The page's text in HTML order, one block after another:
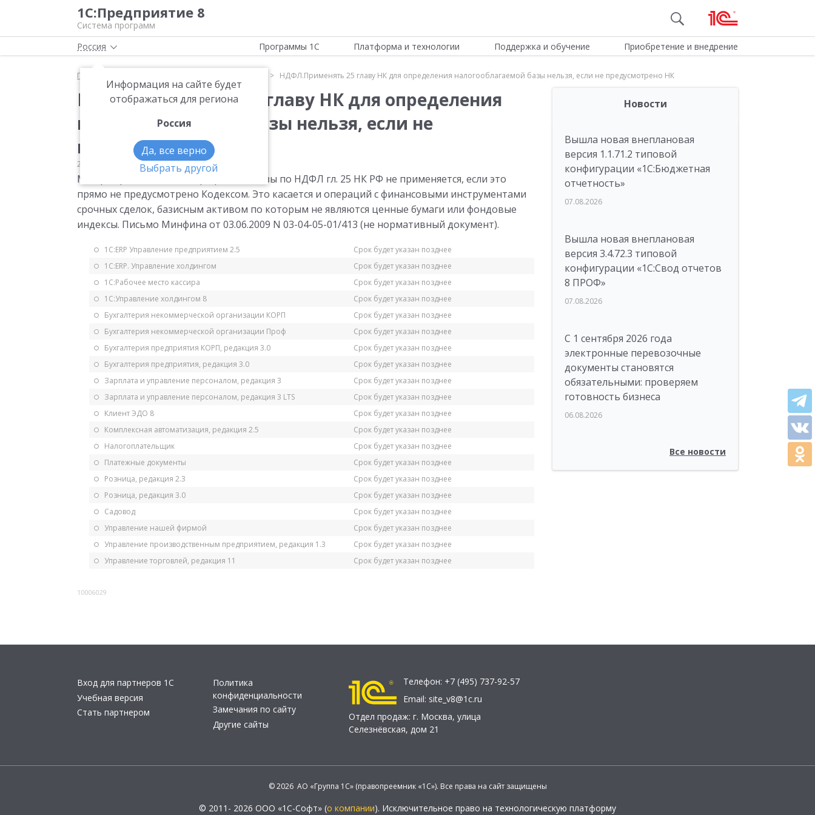
1С:Предприятие 8
Система программ
Россия
Информация на сайте будет
отображаться для региона
Россия
Да, все верно
Выбрать другой
Программы 1С Платформа и технологии Поддержка и обучение Приобретение и внедрение
Главная НДФЛ.Применять 25 главу НК для определения налогооблагаемой базы нельзя, если не предусмотрено НК
НДФЛ.Применять 25 главу НК для определения
налогооблагаемой базы нельзя, если не
предусмотрено НК
24.06.2009 НДФЛ
Минфин разъяснил, что при расчете базы по НДФЛ гл. 25 НК РФ не применяется, если это
прямо не предусмотрено Кодексом. Это касается и операций с финансовыми инструментами
срочных сделок, базисным активом по которым не являются ценные бумаги или фондовые
индексы. Письмо Минфина от 03.06.2009 N 03-04-05-01/413 (не нормативный документ).
1С:ERP Управление предприятием 2.5
Срок будет указан позднее
1С:ERP. Управление холдингом
Срок будет указан позднее
1С:Рабочее место кассира
Срок будет указан позднее
1С:Управление холдингом 8
Срок будет указан позднее
Бухгалтерия некоммерческой организации КОРП
Срок будет указан позднее
Бухгалтерия некоммерческой организации Проф
Срок будет указан позднее
Бухгалтерия предприятия КОРП, редакция 3.0
Срок будет указан позднее
Бухгалтерия предприятия, редакция 3.0
Срок будет указан позднее
Зарплата и управление персоналом, редакция 3
Срок будет указан позднее
Зарплата и управление персоналом, редакция 3 LTS
Срок будет указан позднее
Клиент ЭДО 8
Срок будет указан позднее
Комплексная автоматизация, редакция 2.5
Срок будет указан позднее
Налогоплательщик
Срок будет указан позднее
Платежные документы
Срок будет указан позднее
Розница, редакция 2.3
Срок будет указан позднее
Розница, редакция 3.0
Срок будет указан позднее
Садовод
Срок будет указан позднее
Управление нашей фирмой
Срок будет указан позднее
Управление производственным предприятием, редакция 1.3
Срок будет указан позднее
Управление торговлей, редакция 11
Срок будет указан позднее
10006029
Новости
Вышла новая внеплановая
версия 1.1.71.2 типовой
конфигурации «1C:Бюджетная
отчетность»
07.08.2026
Вышла новая внеплановая
версия 3.4.72.3 типовой
конфигурации «1C:Свод отчетов
8 ПРОФ»
07.08.2026
С 1 сентября 2026 года
электронные перевозочные
документы становятся
обязательными: проверяем
готовность бизнеса
06.08.2026
Все новости
Вход для партнеров 1С
Учебная версия
Стать партнером
Политика
конфиденциальности
Замечания по сайту
Другие сайты
Телефон: +7 (495) 737-92-57
Email: site_v8@1c.ru
Отдел продаж: г. Москва, улица
Селезнёвская, дом 21
© 2026 АО «Группа 1С» (правопреемник «1С»). Все права на сайт защищены
© 2011- 2026 ООО «1С-Софт» (о компании). Исключительное право на технологическую платформу